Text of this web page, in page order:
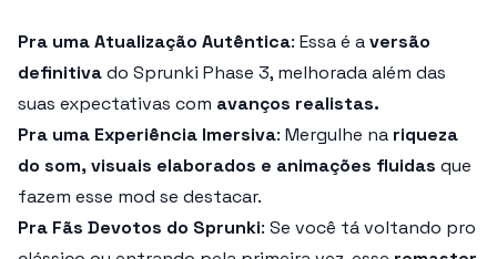
Pra uma Atualização Autêntica: Essa é aversão
definitivado Sprunki Phase 3, melhorada além das
suas expectativas com avanços realistas.
Pra uma Experiência Imersiva: Mergulhe na riqueza
do som, visuais elaborados e animações fluidas que
fazem esse mod se destacar.
Pra Fãs Devotos do Sprunki: Se você tá voltando pro